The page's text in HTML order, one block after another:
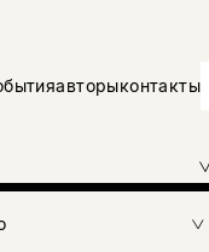
авторыконтакты